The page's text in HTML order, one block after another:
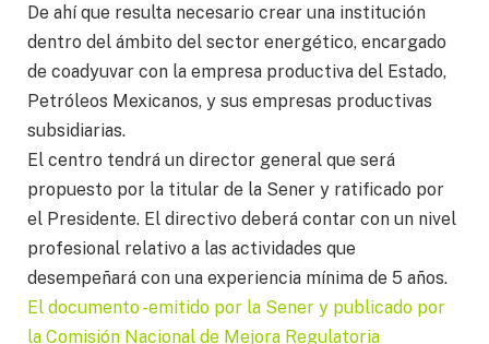
De ahí que resulta necesario crear una institución
dentro del ámbito del sector energético, encargado
de coadyuvar con la empresa productiva del Estado,
Petróleos Mexicanos, y sus empresas productivas
subsidiarias.
El centro tendrá un director general que será
propuesto por la titular de la Sener y ratificado por
el Presidente. El directivo deberá contar con un nivel
profesional relativo a las actividades que
desempeñará con una experiencia mínima de 5 años.
El documento -emitido por la Sener y publicado por
la Comisión Nacional de Mejora Regulatoria